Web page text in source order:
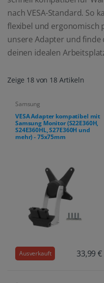
nach VESA-Standard. So
flexibel und ergonomisch
unsere Adapter und finde
deinen idealen
Zeige 18 von 18 Artikeln
Samsung
VESA Adapter kompatibel mit
Samsung Monitor (S22E360H,
S24E360HL, S27E360H und
mehr) - 75x75mm
Ausverkauft 33,99 €